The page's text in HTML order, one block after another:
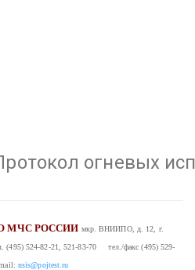
огневых
МЧС РОССИИ мкр. ВНИИПО, д. 12, г.
(495) 524-82-21, 521-83-70 тел./факс (495) 529-
nsis@pojtest.ru